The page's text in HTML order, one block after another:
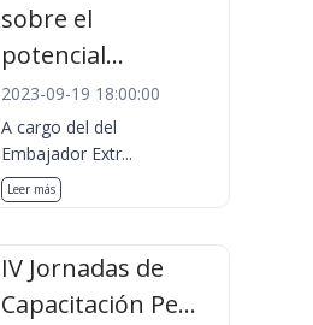
sobre el
potencial...
2023-09-19 18:00:00
A cargo del del
Embajador Extr...
Leer más
IV Jornadas de
Capacitación Pe...